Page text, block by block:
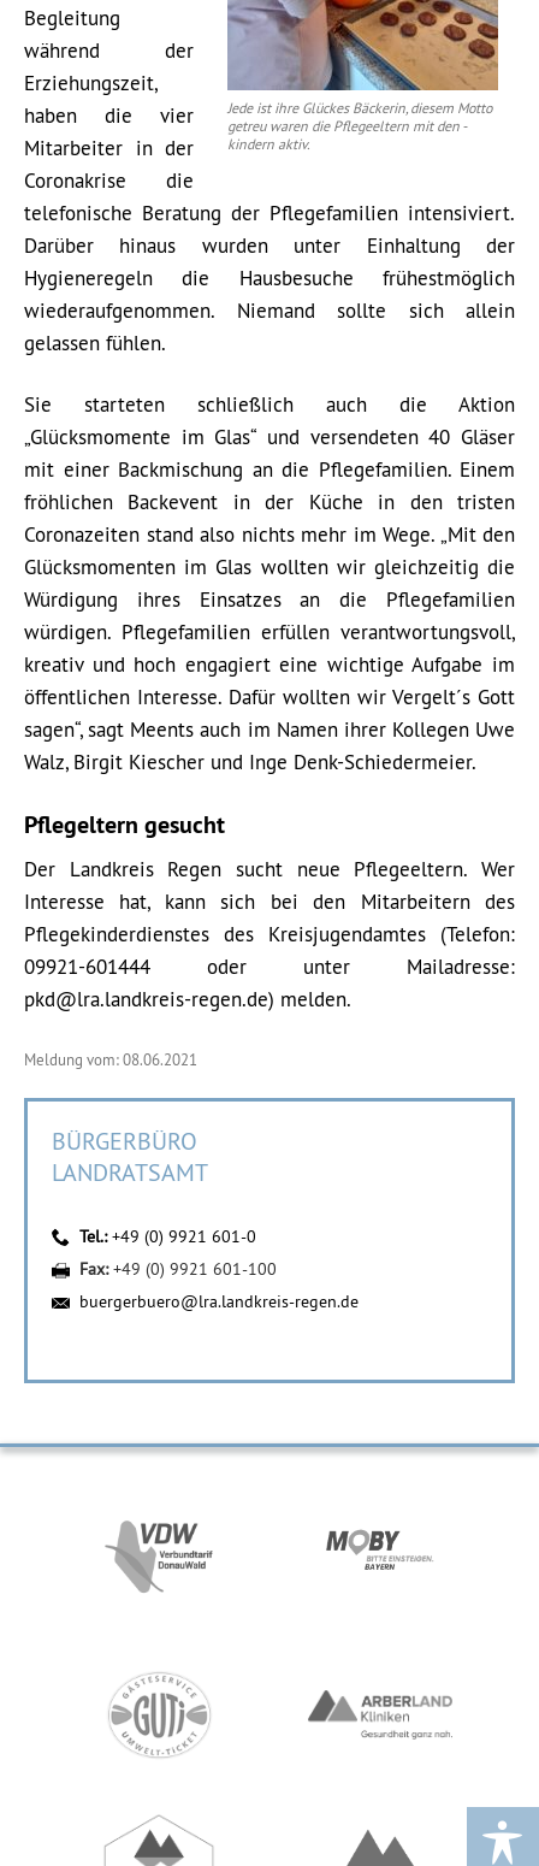
Jede ist ihre Glückes Bäckerin, diesem Motto
getreu waren die Pflegeeltern mit den -
kindern aktiv.
Begleitung
während der
Erziehungszeit,
haben die vier
Mitarbeiter in der
Coronakrise die
telefonische Beratung der Pflegefamilien intensiviert.
Darüber hinaus wurden unter Einhaltung der
Hygieneregeln die Hausbesuche frühestmöglich
wiederaufgenommen. Niemand sollte sich allein
gelassen fühlen.
Sie starteten schließlich auch die Aktion
„Glücksmomente im Glas“ und versendeten 40 Gläser
mit einer Backmischung an die Pflegefamilien. Einem
fröhlichen Backevent in der Küche in den tristen
Coronazeiten stand also nichts mehr im Wege. „Mit den
Glücksmomenten im Glas wollten wir gleichzeitig die
Würdigung ihres Einsatzes an die Pflegefamilien
würdigen. Pflegefamilien erfüllen verantwortungsvoll,
kreativ und hoch engagiert eine wichtige Aufgabe im
öffentlichen Interesse. Dafür wollten wir Vergelt´s Gott
sagen“, sagt Meents auch im Namen ihrer Kollegen Uwe
Walz, Birgit Kiescher und Inge Denk-Schiedermeier.
Pflegeltern gesucht
Der Landkreis Regen sucht neue Pflegeeltern. Wer
Interesse hat, kann sich bei den Mitarbeitern des
Pflegekinderdienstes des Kreisjugendamtes (Telefon:
09921-601444 oder unter Mailadresse:
pkd@lra.landkreis-regen.de) melden.
Meldung vom: 08.06.2021
BÜRGERBÜRO
LANDRATSAMT
Tel.:+49 (0) 9921 601-0
Fax:+49 (0) 9921 601-100
buergerbuero@lra.landkreis-regen.de